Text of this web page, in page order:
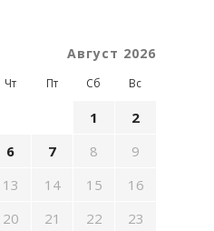
Август 2026
Чт Пт Сб Вс
1
2
6 7 8
9
13 14 15
16
20 21 22
23